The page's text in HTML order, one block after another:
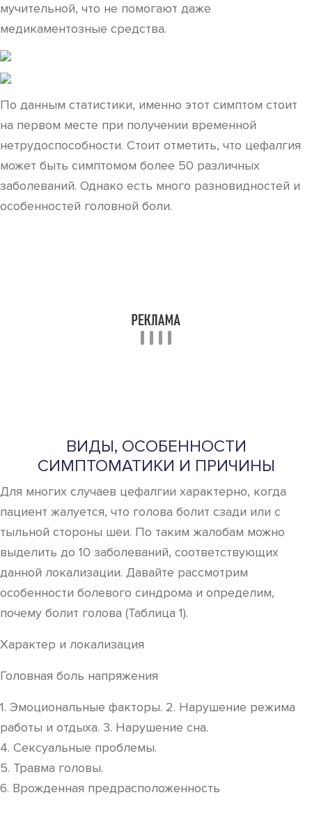
мучительной, что не помогают даже
медикаментозные средства.
По данным статистики, именно этот симптом стоит
на первом месте при получении временной
нетрудоспособности. Стоит отметить, что цефалгия
может быть симптомом более 50 различных
заболеваний. Однако есть много разновидностей и
особенностей головной боли.
ВИДЫ, ОСОБЕННОСТИ
СИМПТОМАТИКИ И ПРИЧИНЫ
Для многих случаев цефалгии характерно, когда
пациент жалуется, что голова болит сзади или с
тыльной стороны шеи. По таким жалобам можно
выделить до 10 заболеваний, соответствующих
данной локализации. Давайте рассмотрим
особенности болевого синдрома и определим,
почему болит голова (Таблица 1).
Характер и локализация
Головная боль напряжения
1. Эмоциональные факторы. 2. Нарушение режима
работы и отдыха. 3. Нарушение сна.
4. Сексуальные проблемы.
5. Травма головы.
6. Врожденная предрасположенность